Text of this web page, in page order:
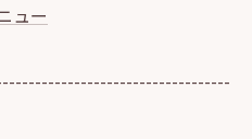
ュー